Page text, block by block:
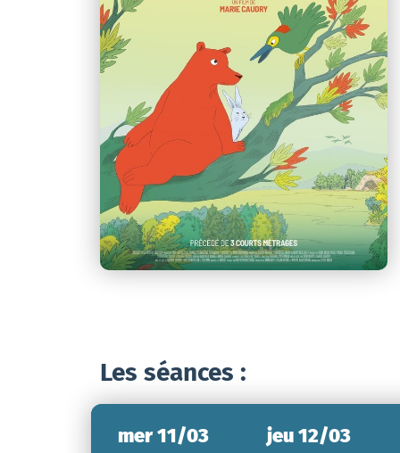
Les séances :
mer 11/03 jeu 12/03